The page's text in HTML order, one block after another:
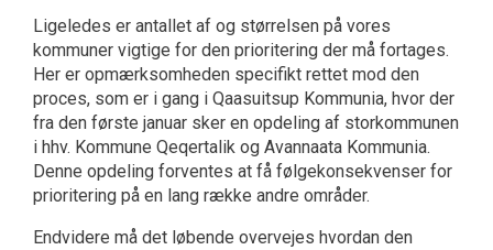
Ligeledes er antallet af og størrelsen på vores
kommuner vigtige for den prioritering der må fortages.
Her er opmærksomheden specifikt rettet mod den
proces, som er i gang i Qaasuitsup Kommunia, hvor der
fra den første januar sker en opdeling af storkommunen
i hhv. Kommune Qeqertalik og Avannaata Kommunia.
Denne opdeling forventes at få følgekonsekvenser for
prioritering på en lang række andre områder.
Endvidere må det løbende overvejes hvordan den